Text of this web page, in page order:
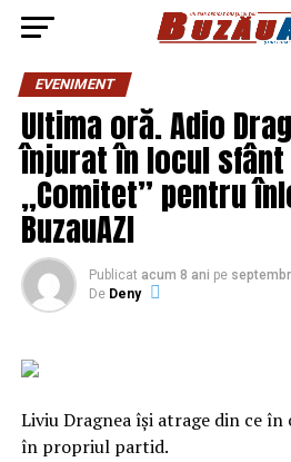
EVENIMENT
Ultima oră. Adio
înjurat în locul sfânt
„Comitet” pentru
BuzauAZI
Publicat acum 8 ani pe
De Deny
Liviu Dragnea îşi atrage din ce
în propriul partid.